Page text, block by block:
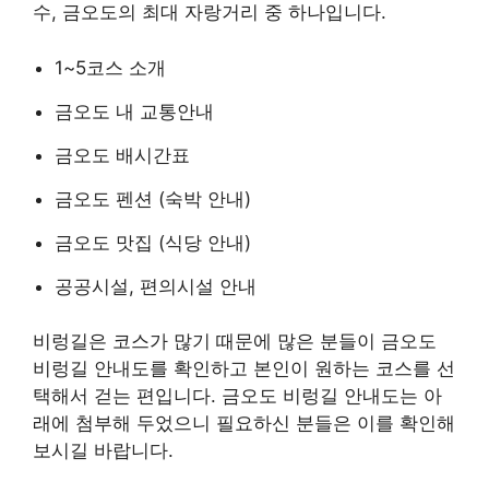
수, 금오도의 최대 자랑거리 중 하나입니다.
1~5코스 소개
금오도 내 교통안내
금오도 배시간표
금오도 펜션 (숙박 안내)
금오도 맛집 (식당 안내)
공공시설, 편의시설 안내
비렁길은 코스가 많기 때문에 많은 분들이 금오도
비렁길 안내도를 확인하고 본인이 원하는 코스를 선
택해서 걷는 편입니다. 금오도 비렁길 안내도는 아
래에 첨부해 두었으니 필요하신 분들은 이를 확인해
보시길 바랍니다.